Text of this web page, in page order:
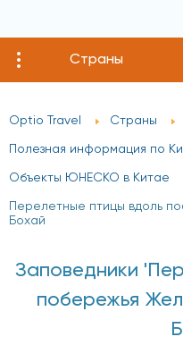
Страны
Optio Travel Страны
Полезная информация по
Объекты ЮНЕСКО в Китае
Перелетные птицы вдоль
Бохай
Заповедники
побережья